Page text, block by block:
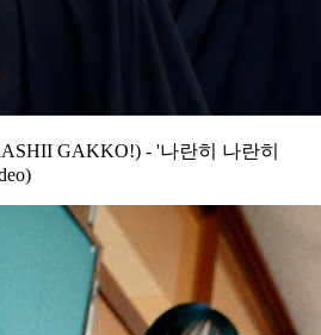
GAKKO!) - '나란히 나란히